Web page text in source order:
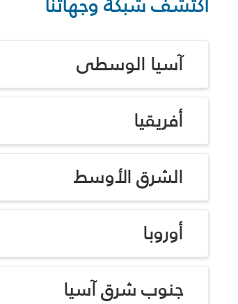
آسيا الوسطى
أفريقيا
الشرق الأوسط
أوروبا
جنوب شرق آسيا